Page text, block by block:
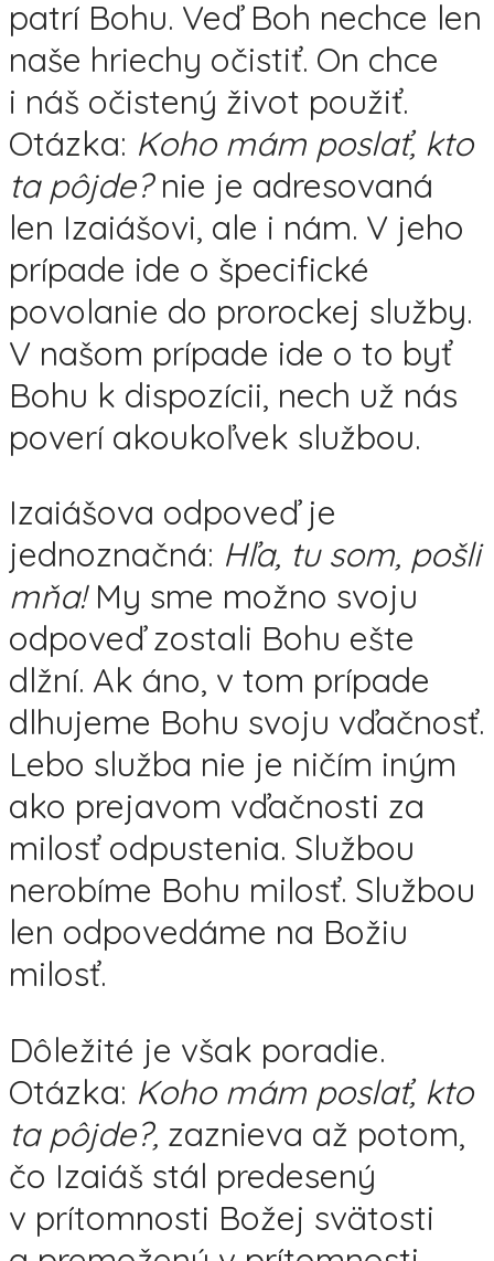
patrí Bohu. Veď Boh nechce len
naše hriechy očistiť. On chce
i náš očistený život použiť.
Otázka: Koho mám poslať, kto
ta pôjde?nie je adresovaná
len Izaiášovi, ale i nám. V jeho
prípade ide o špecifické
povolanie do prorockej služby.
V našom prípade ide o to byť
Bohu k dispozícii, nech už nás
poverí akoukoľvek službou.
Izaiášova odpoveď je
jednoznačná: Hľa, tu som, pošli
mňa!My sme možno svoju
odpoveď zostali Bohu ešte
dlžní. Ak áno, v tom prípade
dlhujeme Bohu svoju vďačnosť.
Lebo služba nie je ničím iným
ako prejavom vďačnosti za
milosť odpustenia. Službou
nerobíme Bohu milosť. Službou
len odpovedáme na Božiu
milosť.
Dôležité je však poradie.
Otázka: Koho mám poslať, kto
ta pôjde?, zaznieva až potom,
čo Izaiáš stál predesený
v prítomnosti Božej svätosti